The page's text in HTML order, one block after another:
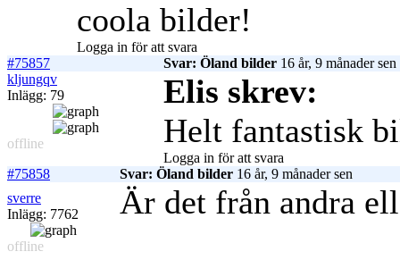
coola bilder!
Logga in för att svara
#75857
Svar: Öland bilder 16 år, 9 månader sen
kljungqv
Inlägg: 79
offline
Elis skrev:
Helt fantastisk
Logga in för att svara
#75858
Svar: Öland bilder 16 år, 9 månader sen
sverre
Inlägg: 7762
offline
Är det från andra